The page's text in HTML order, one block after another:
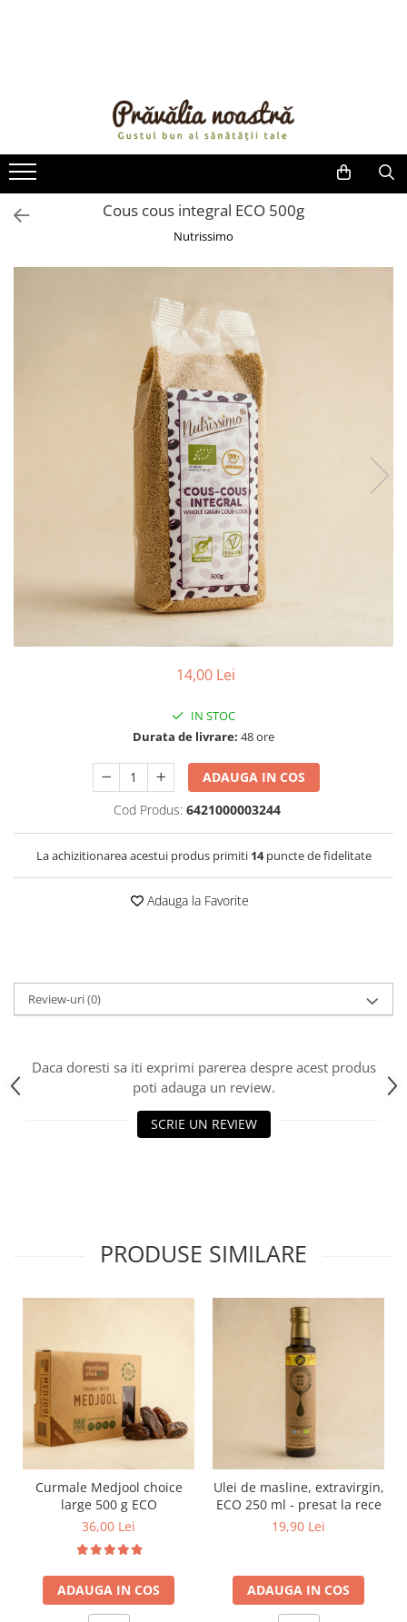
ULEIURI ȘI UNTURI
MĂSLINE
NUCI ȘI SEMINȚE
FRUCTE DESHIDRATATE
FRUCTE LA CONSERVĂ
BĂUTURI / LAPTE VEGETAL
CREME ȘI PASTE TARTINABILE
CIOCOLATĂ ȘI CACAO
Cous cous integral ECO 500g
Nutrissimo
14,00 Lei
IN STOC
Durata de livrare: 48 ore
ADAUGA IN COS
Cod Produs: 6421000003244
La achizitionarea acestui produs primiti 14puncte de fidelitate
Adauga la Favorite
Review-uri(0)
Daca doresti sa iti exprimi parerea despre acest produs
poti adauga un review.
SCRIE UN REVIEW
PRODUSE SIMILARE
Curmale Medjool choice
large 500 g ECO
36,00 Lei
ADAUGA IN COS
Ulei de masline, extravirgin,
ECO 250 ml - presat la rece
19,90 Lei
ADAUGA IN COS